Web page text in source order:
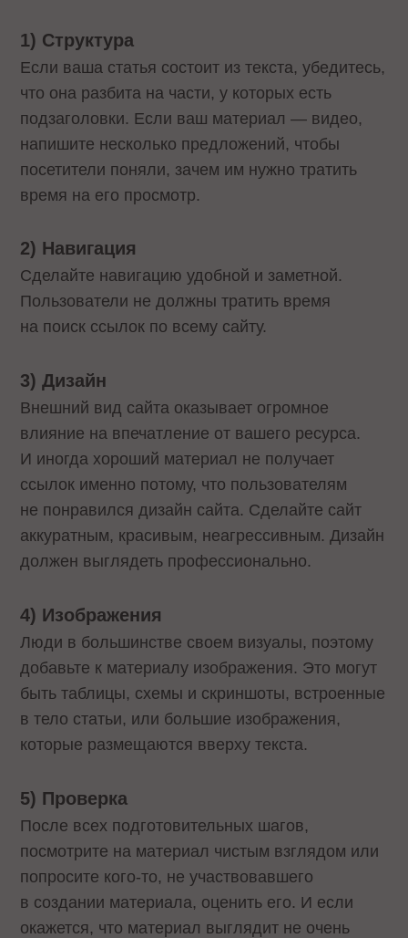
1) Структура
Если ваша статья состоит из текста, убедитесь,
что она разбита на части, у которых есть
подзаголовки. Если ваш материал — видео,
напишите несколько предложений, чтобы
посетители поняли, зачем им нужно тратить
время на его просмотр.
2) Навигация
Сделайте навигацию удобной и заметной.
Пользователи не должны тратить время
на поиск ссылок по всему сайту.
3) Дизайн
Внешний вид сайта оказывает огромное
влияние на впечатление от вашего ресурса.
И иногда хороший материал не получает
ссылок именно потому, что пользователям
не понравился дизайн сайта. Сделайте сайт
аккуратным, красивым, неагрессивным. Дизайн
должен выглядеть профессионально.
4) Изображения
Люди в большинстве своем визуалы, поэтому
добавьте к материалу изображения. Это могут
быть таблицы, схемы и скриншоты, встроенные
в тело статьи, или большие изображения,
которые размещаются вверху текста.
5) Проверка
После всех подготовительных шагов,
посмотрите на материал чистым взглядом или
попросите кого-то, не участвовавшего
в создании материала, оценить его. И если
окажется, что материал выглядит не очень